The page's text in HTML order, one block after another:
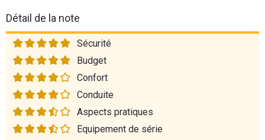
Détail de la note
Sécurité
Budget
Confort
Conduite
Aspects pratiques
Equipement de série